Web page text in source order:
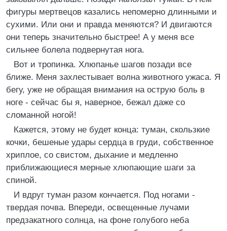
фигуры мертвецов казались непомерно длинными и
сухими. Или они и правда меняются? И двигаются
они теперь значительно быстрее! А у меня все
сильнее болела подвернутая нога.
Вот и тропинка. Хлюпанье шагов позади все
ближе. Меня захлестывает волна животного ужаса. Я
бегу, уже не обращая внимания на острую боль в
ноге - сейчас бы я, наверное, бежал даже со
сломанной ногой!
Кажется, этому не будет конца: туман, скользкие
кочки, бешеные удары сердца в груди, собственное
хриплое, со свистом, дыхание и медленно
приближающиеся мерные хлюпающие шаги за
спиной.
И вдруг туман разом кончается. Под ногами -
твердая почва. Впереди, освещенные лучами
предзакатного солнца, на фоне голубого неба